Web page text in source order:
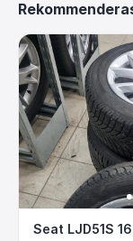
Seat